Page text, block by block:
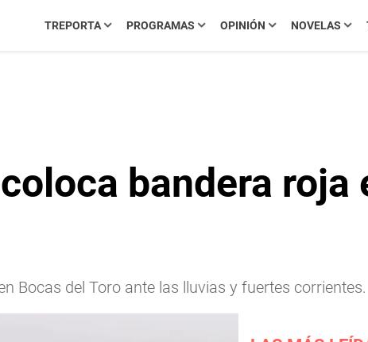
TREPORTA PROGRAMAS OPINIÓN NOVELAS
bandera roja
Bocas del Toro ante las lluvias y fuertes corrientes.